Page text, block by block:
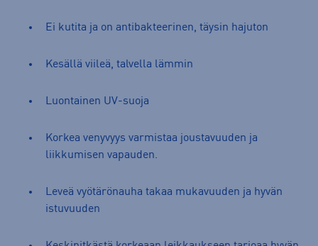
Ei kutita ja on antibakteerinen, täysin hajuton
Kesällä viileä, talvella lämmin
Luontainen UV-suoja
Korkea venyvyys varmistaa joustavuuden ja
liikkumisen vapauden.
Leveä vyötärönauha takaa mukavuuden ja hyvän
istuvuuden